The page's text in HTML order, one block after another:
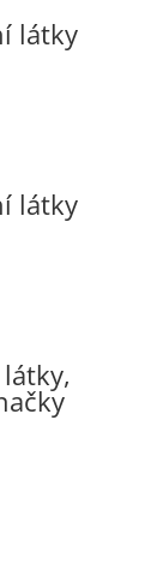
látky
látky